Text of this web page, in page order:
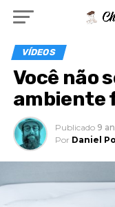
VÍDEOS
Você não
ambiente
Publicado 9
Por Daniel